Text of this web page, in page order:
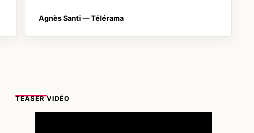
Agnès Santi — Télérama
TEASER VIDÉO